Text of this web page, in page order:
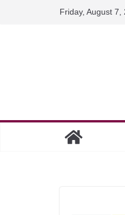
Friday, August 7,